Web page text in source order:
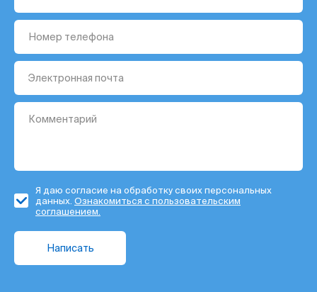
Я даю согласие на обработку своих персональных
данных. Ознакомиться с пользовательским
соглашением.
Написать